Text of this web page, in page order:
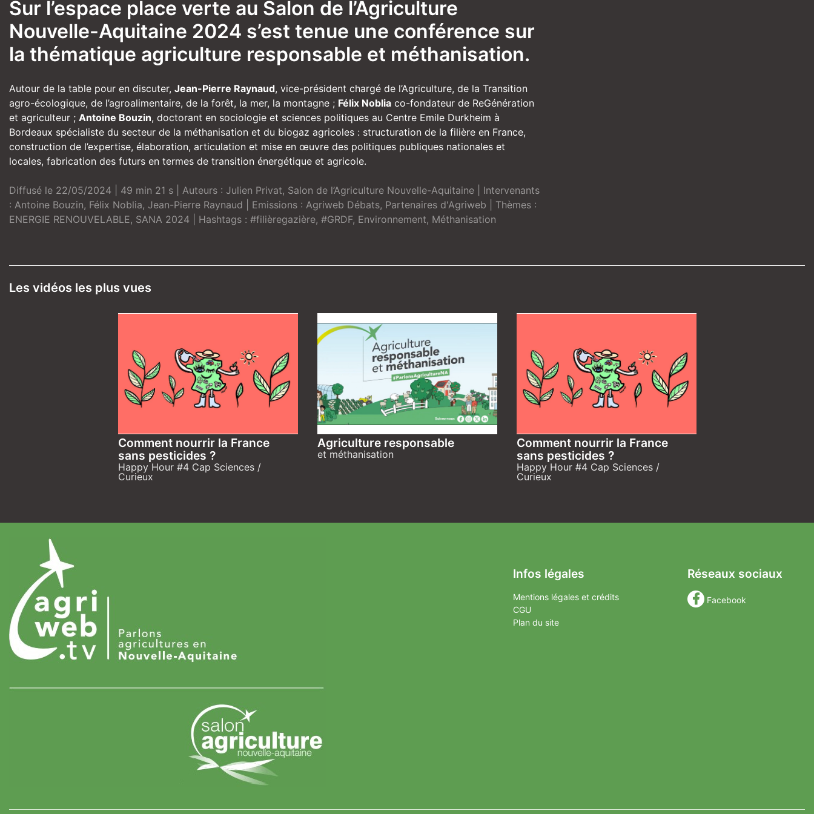
Sur l’espace place verte au Salon de l’Agriculture
Nouvelle-Aquitaine 2024 s’est tenue une conférence sur
la thématique agriculture responsable et méthanisation.
Autour de la table pour en discuter, Jean-Pierre Raynaud, vice-président chargé de l’Agriculture, de la Transition
agro-écologique, de l’agroalimentaire, de la forêt, la mer, la montagne ; Félix Noblia co-fondateur de ReGénération
et agriculteur ; Antoine Bouzin, doctorant en sociologie et sciences politiques au Centre Emile Durkheim à
Bordeaux spécialiste du secteur de la méthanisation et du biogaz agricoles : structuration de la filière en France,
construction de l’expertise, élaboration, articulation et mise en œuvre des politiques publiques nationales et
locales, fabrication des futurs en termes de transition énergétique et agricole.
Diffusé le 22/05/2024 | 49 min 21 s | Auteurs : Julien Privat, Salon de l’Agriculture Nouvelle-Aquitaine | Intervenants
: Antoine Bouzin, Félix Noblia, Jean-Pierre Raynaud | Emissions : Agriweb Débats, Partenaires d'Agriweb | Thèmes :
ENERGIE RENOUVELABLE, SANA 2024 | Hashtags : #filièregazière, #GRDF, Environnement, Méthanisation
Les vidéos les plus vues
Comment nourrir la France
sans pesticides ?
Happy Hour #4 Cap Sciences /
Curieux
Agriculture responsable
et méthanisation
Comment nourrir la France
sans pesticides ?
Happy Hour #4 Cap Sciences /
Curieux
Infos légales
Mentions légales et crédits
CGU
Plan du site
Réseaux sociaux
Facebook